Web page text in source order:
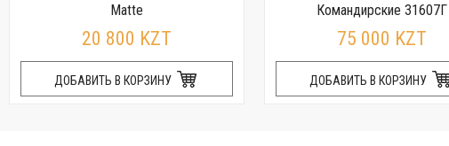
Matte
20 800 KZT
ДОБАВИТЬ В КОРЗИНУ
Командирские 31607Г
75 000 KZT
ДОБАВИТЬ В КОРЗИНУ